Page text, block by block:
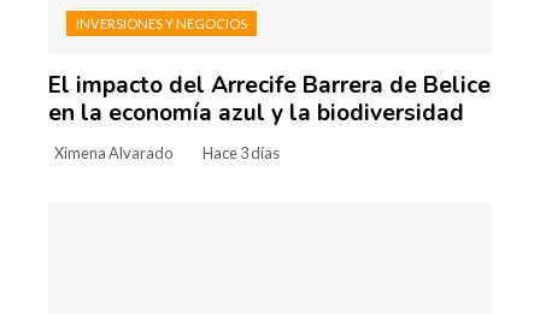
INVERSIONES Y NEGOCIOS
El impacto del Arrecife Barrera de Belice
en la economía azul y la biodiversidad
Ximena Alvarado Hace 3 días